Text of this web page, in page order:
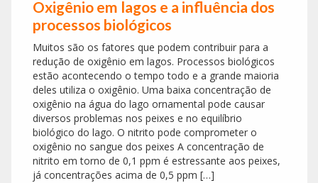
Oxigênio em lagos e a influência dos
processos biológicos
Muitos são os fatores que podem contribuir para a
redução de oxigênio em lagos. Processos biológicos
estão acontecendo o tempo todo e a grande maioria
deles utiliza o oxigênio. Uma baixa concentração de
oxigênio na água do lago ornamental pode causar
diversos problemas nos peixes e no equilíbrio
biológico do lago. O nitrito pode comprometer o
oxigênio no sangue dos peixes A concentração de
nitrito em torno de 0,1 ppm é estressante aos peixes,
já concentrações acima de 0,5 ppm […]